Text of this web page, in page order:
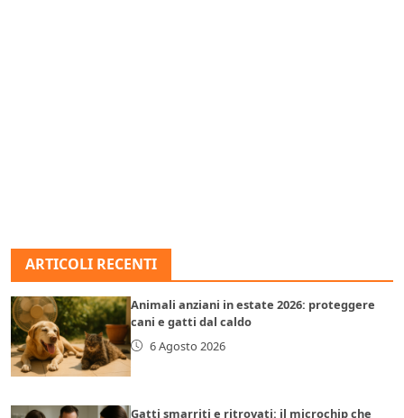
ARTICOLI RECENTI
Animali anziani in estate 2026: proteggere
cani e gatti dal caldo
6 Agosto 2026
Gatti smarriti e ritrovati: il microchip che